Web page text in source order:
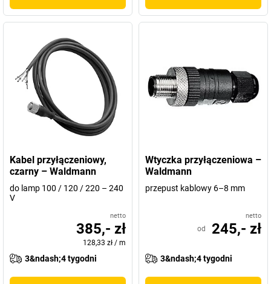
Kabel przyłączeniowy,
czarny – Waldmann
do lamp 100 / 120 / 220 – 240
V
netto
385,- zł
128,33 zł / m
3&ndash;4 tygodni
Wtyczka przyłączeniowa –
Waldmann
przepust kablowy 6–8 mm
netto
od 245,- zł
3&ndash;4 tygodni